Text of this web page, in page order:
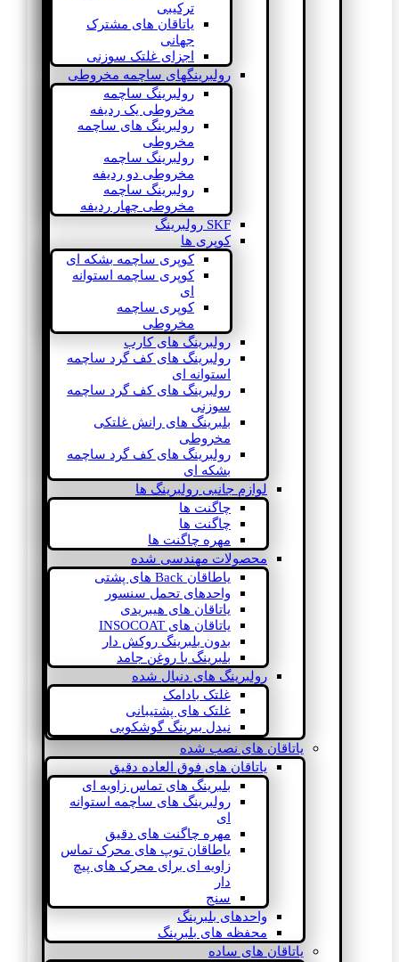
ترکیبی
یاتاقان های مشترک
جهانی
اجزای غلتک سوزنی
رولبرینگهای ساچمه مخروطی
رولبرینگ ساچمه
مخروطی یک ردیفه
رولبرینگ های ساچمه
مخروطی
رولبرینگ ساچمه
مخروطی دو ردیفه
رولبرینگ ساچمه
مخروطی چهار ردیفه
SKF رولبرینگ
کوپری ها
کوپری ساچمه بشکه ای
کوپری ساچمه استوانه
ای
کوپری ساچمه
مخروطی
رولبرینگ های کارب
رولبرینگ های کف گرد ساچمه
استوانه ای
رولبرینگ های کف گرد ساچمه
سوزنی
بلبرینگ های رانش غلتکی
مخروطی
رولبرینگ های کف گرد ساچمه
بشکه ای
لوازم جانبی رولبرینگ ها
چاگنت ها
چاگنت ها
مهره چاگنت ها
محصولات مهندسی شده
یاطاقان Back های پشتی
واحدهای تحمل سنسور
یاتاقان های هیبریدی
یاتاقان های INSOCOAT
بدون بلبرینگ روکش دار
بلبرینگ با روغن جامد
رولبرینگ های دنبال شده
غلتک بادامک
غلتک های پشتیبانی
نیدل بیرینگ گوشکوبی
یاتاقان های نصب شده
یاتاقان های فوق العاده دقیق
بلبرینگ های تماس زاویه ای
رولبرینگ های ساچمه استوانه
ای
مهره چاگنت های دقیق
یاطاقان توپ های محرک تماس
زاویه ای برای محرک های پیچ
دار
سنج
واحدهای بلبرینگ
محفظه های بلبرینگ
یاتاقان های ساده